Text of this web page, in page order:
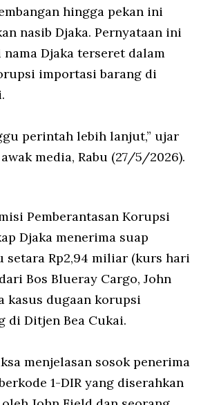
hingga pekan ini
nasib Djaka. Pernyataan ini
Djaka terseret dalam
importasi barang di
perintah lebih lanjut,” ujar
media, Rabu (27/5/2026).
Pemberantasan Korupsi
Djaka menerima suap
setara Rp2,94 miliar (kurs hari
Bos Blueray Cargo, John
kasus dugaan korupsi
di Ditjen Bea Cukai.
menjelasan sosok penerima
1-DIR yang diserahkan